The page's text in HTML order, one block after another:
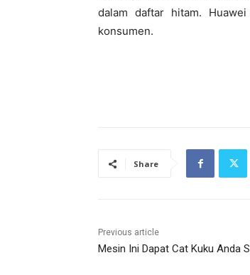
dalam daftar hitam.
konsumen.
Share
Previous article
Mesin Ini Dapat Cat Kuku Anda